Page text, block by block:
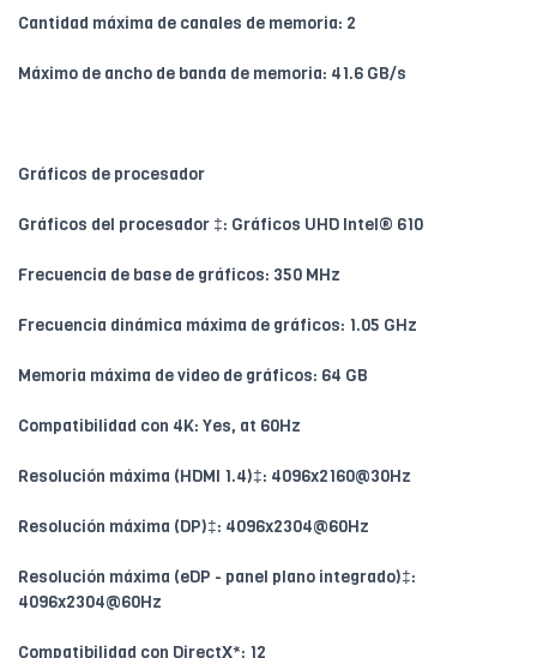
Cantidad máxima de canales de memoria: 2
Máximo de ancho de banda de memoria: 41.6 GB/s
Gráficos de procesador
Gráficos del procesador ‡: Gráficos UHD Intel® 610
Frecuencia de base de gráficos: 350 MHz
Frecuencia dinámica máxima de gráficos: 1.05 GHz
Memoria máxima de video de gráficos: 64 GB
Compatibilidad con 4K: Yes, at 60Hz
Resolución máxima (HDMI 1.4)‡: 4096x2160@30Hz
Resolución máxima (DP)‡: 4096x2304@60Hz
Resolución máxima (eDP - panel plano integrado)‡:
4096x2304@60Hz
Compatibilidad con DirectX*: 12